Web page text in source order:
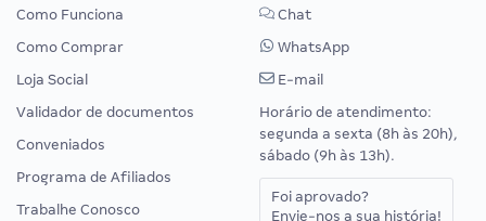
Como Funciona
Como Comprar
Loja Social
Validador de documentos
Conveniados
Programa de Afiliados
Trabalhe Conosco
Chat
WhatsApp
E-mail
Horário de atendimento:
segunda a sexta (8h às 20h),
sábado (9h às 13h).
Foi aprovado?
Envie-nos a sua história!